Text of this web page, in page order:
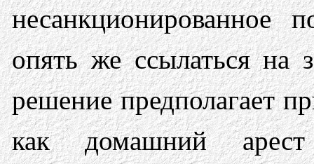
несанкционированное
опять же ссылаться на
решение предполагает
как домашний